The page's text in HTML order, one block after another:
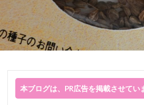
本ブログは、PR広告を掲載させてい